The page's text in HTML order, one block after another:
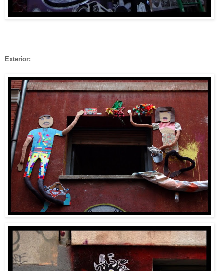
Exterior: